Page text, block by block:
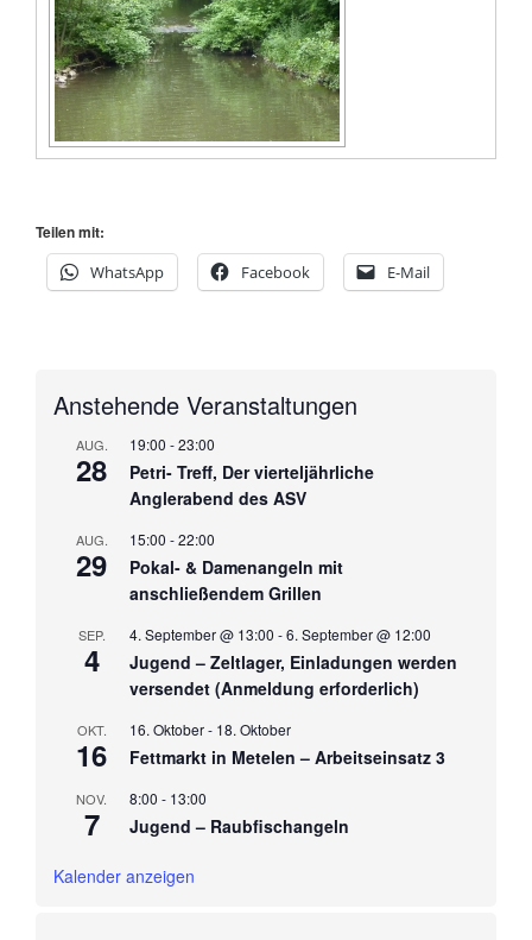
Teilen mit:
WhatsApp
Facebook E-Mail
Anstehende Veranstaltungen
AUG.
28
19:00 -23:00
Petri- Treff, Der vierteljährliche
Anglerabend des ASV
AUG.
29
15:00 -22:00
Pokal- & Damenangeln mit
anschließendem Grillen
SEP.
4
4. September @ 13:00 -6. September @ 12:00
Jugend – Zeltlager, Einladungen werden
versendet (Anmeldung erforderlich)
OKT.
16
16. Oktober- 18. Oktober
Fettmarkt in Metelen – Arbeitseinsatz 3
NOV.
7
8:00 - 13:00
Jugend – Raubfischangeln
Kalender anzeigen